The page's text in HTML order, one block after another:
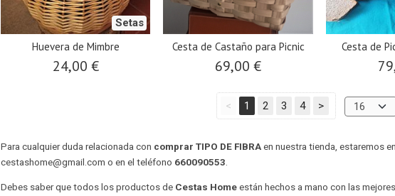
Setas
Huevera de Mimbre
24,00 €
Cesta de Castaño para Picnic
69,00 €
Cesta de
< 1 2 3 4 >
Para cualquier duda relacionada con comprar TIPO DE FIBRAen nuestra tienda, estaremos
cestashome@gmail.com o en el teléfono 660090553
Debes saber que todos los productos de Cestas Homeestán hechos a mano con las mejores